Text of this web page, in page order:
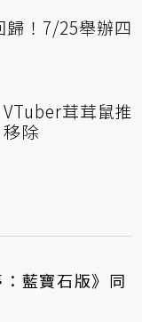
歸！7/25舉辦四
茸茸鼠推
除
藍寶石版》同